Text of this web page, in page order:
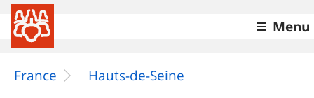
Menu
France Hauts-de-Seine